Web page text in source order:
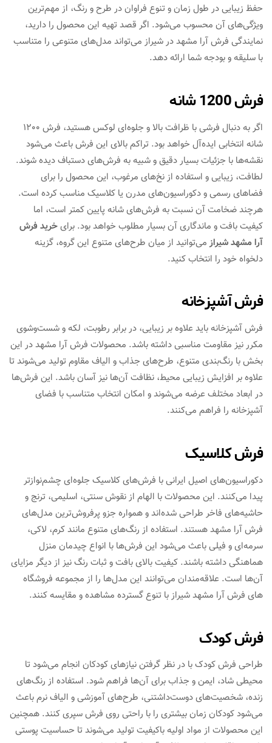
حفظ زیبایی در طول زمان و تنوع فراوان در طرح و رنگ، از مهم‌ترین
ویژگی‌های آن محسوب می‌شود. اگر قصد تهیه این محصول را دارید،
نمایندگی فرش آرا مشهد در شیراز می‌تواند مدل‌های متنوعی را متناسب
با سلیقه و بودجه شما ارائه دهد.
فرش 1200 شانه
اگر به دنبال فرشی با ظرافت بالا و جلوه‌ای لوکس هستید، فرش 1200
شانه انتخابی ایده‌آل خواهد بود. تراکم بالای این فرش باعث می‌شود
نقشه‌ها با جزئیات بسیار دقیق و شبیه به فرش‌های دستباف دیده شوند.
لطافت، زیبایی و استفاده از نخ‌های مرغوب، این محصول را برای
فضاهای رسمی و دکوراسیون‌های مدرن یا کلاسیک مناسب کرده است.
هرچند ضخامت آن نسبت به فرش‌های شانه پایین کمتر است، اما
کیفیت بافت و ماندگاری آن بسیار مطلوب خواهد بود. برایخرید فرش
آرا مشهد شیراز می‌توانید از میان طرح‌های متنوع این گروه، گزینه
دلخواه خود را انتخاب کنید.
فرش آشپزخانه
فرش آشپزخانه باید علاوه بر زیبایی، در برابر رطوبت، لکه و شست‌وشوی
مکرر نیز مقاومت مناسبی داشته باشد. محصولات فرش آرا مشهد در این
بخش با رنگ‌بندی متنوع، طرح‌های جذاب و الیاف مقاوم تولید می‌شوند تا
علاوه بر افزایش زیبایی محیط، نظافت آن‌ها نیز آسان باشد. این فرش‌ها
در ابعاد مختلف عرضه می‌شوند و امکان انتخاب متناسب با فضای
آشپزخانه را فراهم می‌کنند.
فرش کلاسیک
دکوراسیون‌های اصیل ایرانی با فرش‌های کلاسیک جلوه‌ای چشم‌نوازتر
پیدا می‌کنند. این محصولات با الهام از نقوش سنتی، اسلیمی، ترنج و
حاشیه‌های فاخر طراحی شده‌اند و همواره جزو پرفروش‌ترین مدل‌های
فرش آرا مشهد هستند. استفاده از رنگ‌های متنوع مانند کرم، لاکی،
سرمه‌ای و فیلی باعث می‌شود این فرش‌ها با انواع چیدمان منزل
هماهنگی داشته باشند. کیفیت بالای بافت و ثبات رنگ نیز از دیگر مزایای
آن‌ها است. علاقه‌مندان می‌توانند این مدل‌ها را از مجموعه فروشگاه
های فرش آرا مشهد شیراز با تنوع گسترده مشاهده و مقایسه کنند.
فرش کودک
طراحی فرش کودک با در نظر گرفتن نیازهای کودکان انجام می‌شود تا
محیطی شاد، ایمن و جذاب برای آن‌ها فراهم شود. استفاده از رنگ‌های
زنده، شخصیت‌های دوست‌داشتنی، طرح‌های آموزشی و الیاف نرم باعث
می‌شود کودکان زمان بیشتری را با راحتی روی فرش سپری کنند. همچنین
این محصولات از مواد اولیه باکیفیت تولید می‌شوند تا حساسیت پوستی